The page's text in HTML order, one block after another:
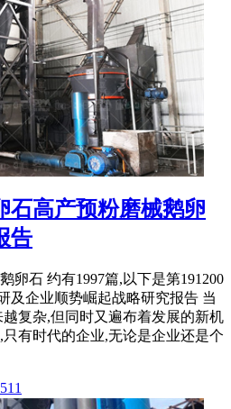
石高产预粉磨械鹅卵
告
卵石 约有1997篇,以下是第191200
及企业顺势崛起战略研究报告 当
复杂,但同时又遍布着发展的新机
有时代的企业,无论是企业还是个